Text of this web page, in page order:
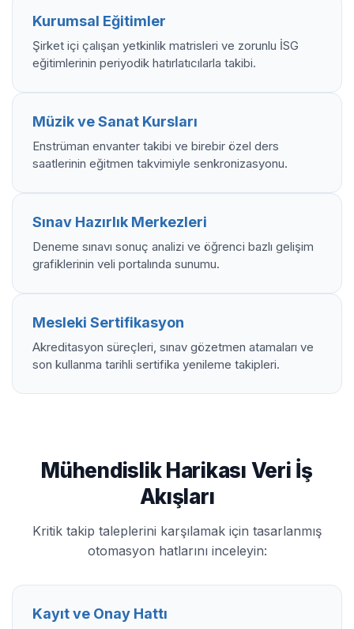
Kurumsal Eğitimler
Şirket içi çalışan yetkinlik matrisleri ve zorunlu İSG
eğitimlerinin periyodik hatırlatıcılarla takibi.
Müzik ve Sanat Kursları
Enstrüman envanter takibi ve birebir özel ders
saatlerinin eğitmen takvimiyle senkronizasyonu.
Sınav Hazırlık Merkezleri
Deneme sınavı sonuç analizi ve öğrenci bazlı gelişim
grafiklerinin veli portalında sunumu.
Mesleki Sertifikasyon
Akreditasyon süreçleri, sınav gözetmen atamaları ve
son kullanma tarihli sertifika yenileme takipleri.
Mühendislik Harikası Veri İş
Akışları
Kritik takip taleplerini karşılamak için tasarlanmış
otomasyon hatlarını inceleyin:
Kayıt ve Onay Hattı